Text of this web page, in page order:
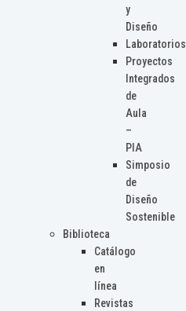
y
Diseño
Laboratorios
Proyectos
Integrados
de
Aula
–
PIA
Simposio
de
Diseño
Sostenible
Biblioteca
Catálogo
en
línea
Revistas